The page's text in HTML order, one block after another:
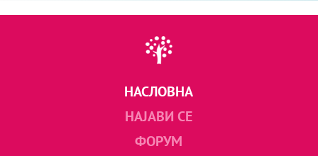
НАСЛОВНА
НАЈАВИ СЕ
ФОРУМ